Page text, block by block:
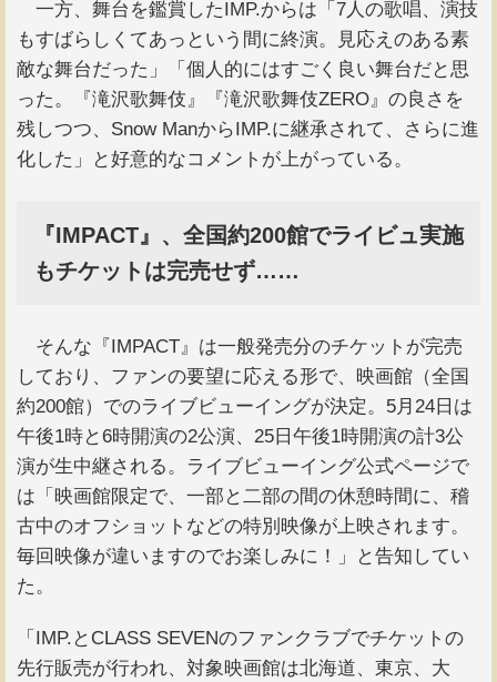
一方、舞台を鑑賞したIMP.からは「7人の歌唱、演技
もすばらしくてあっという間に終演。見応えのある素
敵な舞台だった」「個人的にはすごく良い舞台だと思
った。『滝沢歌舞伎』『滝沢歌舞伎ZERO』の良さを
残しつつ、Snow ManからIMP.に継承されて、さらに進
化した」と好意的なコメントが上がっている。
『IMPACT』、全国約200館でライビュ実施
もチケットは完売せず……
そんな『IMPACT』は一般発売分のチケットが完売
しており、ファンの要望に応える形で、映画館（全国
約200館）でのライブビューイングが決定。5月24日は
午後1時と6時開演の2公演、25日午後1時開演の計3公
演が生中継される。ライブビューイング公式ページで
は「映画館限定で、一部と二部の間の休憩時間に、稽
古中のオフショットなどの特別映像が上映されます。
毎回映像が違いますのでお楽しみに！」と告知してい
た。
「IMP.とCLASS SEVENのファンクラブでチケットの
先行販売が行われ、対象映画館は北海道、東京、大